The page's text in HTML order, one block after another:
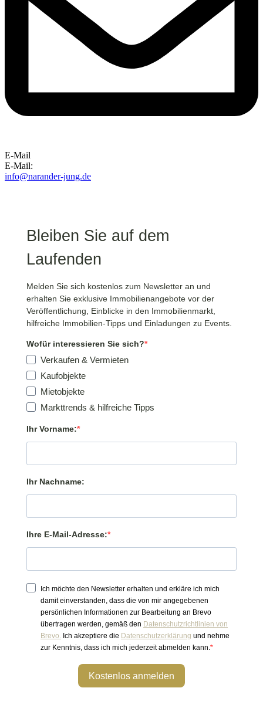
E-Mail
E-Mail:
info@narander-jung.de
Bleiben Sie auf dem
Laufenden
Melden Sie sich kostenlos zum Newsletter an und
erhalten Sie exklusive Immobilienangebote vor der
Veröffentlichung, Einblicke in den Immobilienmarkt,
hilfreiche Immobilien-Tipps und Einladungen zu Events.
Wofür interessieren Sie sich?
Verkaufen & Vermieten
Kaufobjekte
Mietobjekte
Markttrends & hilfreiche Tipps
Ihr Vorname:
Ihr Nachname:
Ihre E-Mail-Adresse:
Ich möchte den Newsletter erhalten und erkläre ich mich
damit einverstanden, dass die von mir angegebenen
persönlichen Informationen zur Bearbeitung an Brevo
übertragen werden, gemäß den Datenschutzrichtlinien von
Brevo. Ich akzeptiere die Datenschutzerklärung und nehme
zur Kenntnis, dass ich mich jederzeit abmelden kann.
Kostenlos anmelden